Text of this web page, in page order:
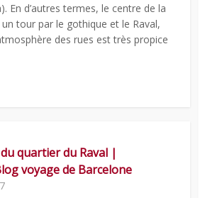
En d’autres termes, le centre de la
tour par le gothique et le Raval,
des rues est très propice
quartier du Raval |
voyage de Barcelone